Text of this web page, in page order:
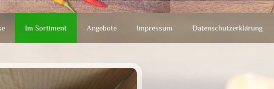
Im Sortiment Angebote Impressum Datenschutzerklärung